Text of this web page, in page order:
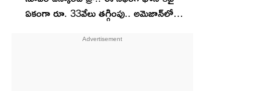
ఏకంగా రూ. 33వేలు తగ్గింపు.. అమెజాన్‌లో